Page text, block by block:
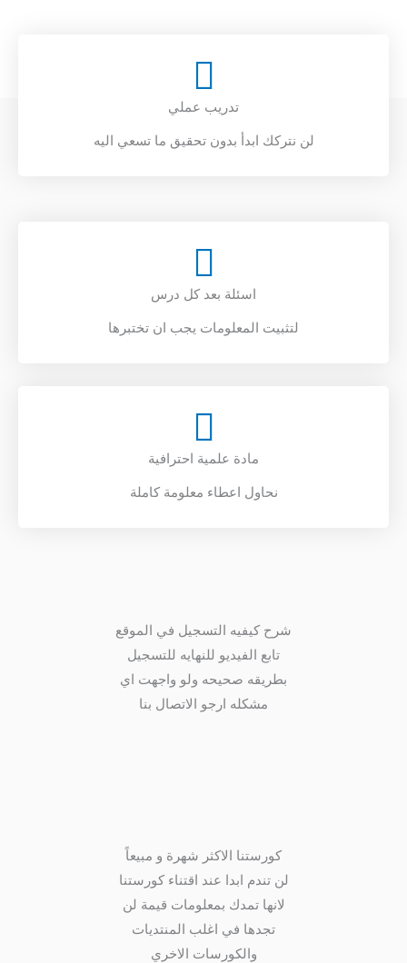
تدريب عملي
لن نتركك ابدأ بدون تحقيق ما تسعي اليه
اسئلة بعد كل درس
لتثبيت المعلومات يجب ان تختبرها
مادة علمية احترافية
نحاول اعطاء معلومة كاملة
شرح كيفيه التسجيل في الموقع
تابع الفيديو للنهايه للتسجيل
بطريقه صحيحه ولو واجهت اي
مشكله ارجو الاتصال بنا
كورستنا الاكثر شهرة و مبيعاً
لن تندم ابدا عند اقتناء كورستنا
لانها تمدك بمعلومات قيمة لن
تجدها في اغلب المنتديات
والكورسات الاخري